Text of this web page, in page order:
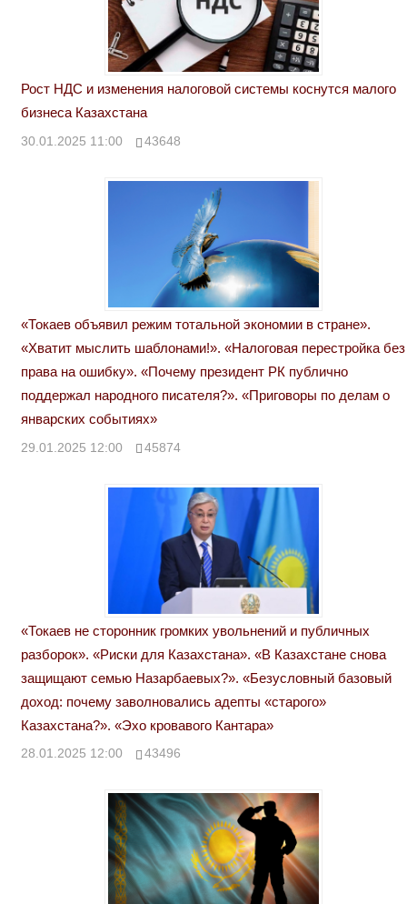
Рост НДС и изменения налоговой системы коснутся малого
бизнеса Казахстана
30.01.2025 11:00 43648
«Токаев объявил режим тотальной экономии в стране».
«Хватит мыслить шаблонами!». «Налоговая перестройка без
права на ошибку». «Почему президент РК публично
поддержал народного писателя?». «Приговоры по делам о
январских событиях»
29.01.2025 12:00 45874
«Токаев не сторонник громких увольнений и публичных
разборок». «Риски для Казахстана». «В Казахстане снова
защищают семью Назарбаевых?». «Безусловный базовый
доход: почему заволновались адепты «старого»
Казахстана?». «Эхо кровавого Кантара»
28.01.2025 12:00 43496